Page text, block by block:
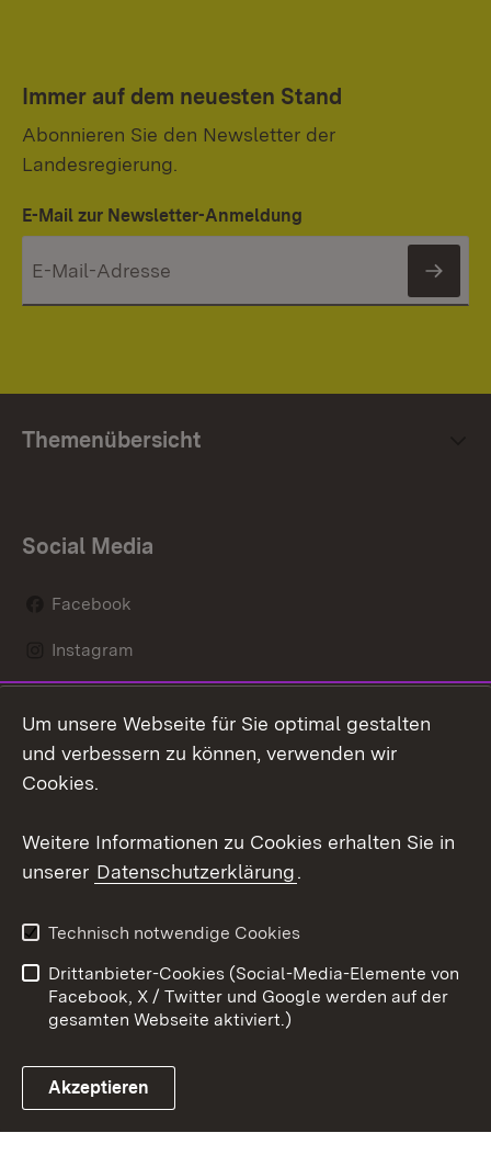
Immer auf dem neuesten Stand
Abonnieren Sie den Newsletter der
Landesregierung.
E-Mail zur Newsletter-Anmeldung
Themenübersicht
Social Media
Facebook
Instagram
Mastodon
Youtube
Link zum Landesportal
Kontakt
Datenschutz
Barrierefreiheit
Impressum Cookies
Um unsere Webseite für Sie optimal gestalten
und verbessern zu können, verwenden wir
Cookies.
Weitere Informationen zu Cookies erhalten Sie in
unserer Datenschutzerklärung.
Technisch notwendige Cookies
Drittanbieter-Cookies (Social-Media-Elemente von
Facebook, X / Twitter und Google werden auf der
gesamten Webseite aktiviert.)
Akzeptieren